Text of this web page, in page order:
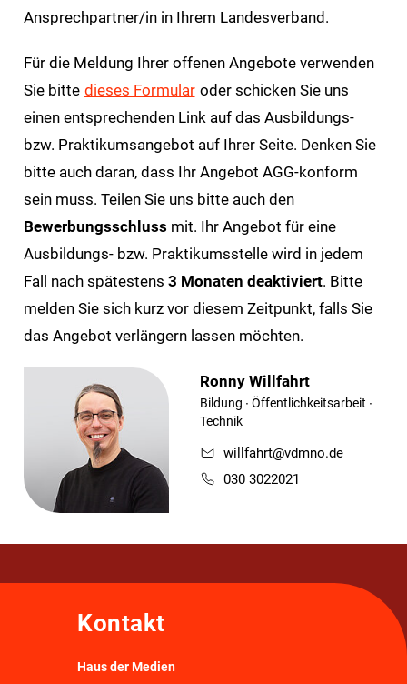
Ansprechpartner/in in Ihrem Landesverband.
Für die Meldung Ihrer offenen Angebote verwenden
Sie bitte dieses Formular oder schicken Sie uns
einen entsprechenden Link auf das Ausbildungs-
bzw. Praktikumsangebot auf Ihrer Seite. Denken Sie
bitte auch daran, dass Ihr Angebot AGG-konform
sein muss. Teilen Sie uns bitte auch den
Bewerbungsschluss mit. Ihr Angebot für eine
Ausbildungs- bzw. Praktikumsstelle wird in jedem
Fall nach spätestens 3 Monaten deaktiviert. Bitte
melden Sie sich kurz vor diesem Zeitpunkt, falls Sie
das Angebot verlängern lassen möchten.
Ronny Willfahrt
Bildung ∙ Öffentlichkeitsarbeit ∙
Technik
willfahrt@vdmno.de
030 3022021
Kontakt
Haus der Medien